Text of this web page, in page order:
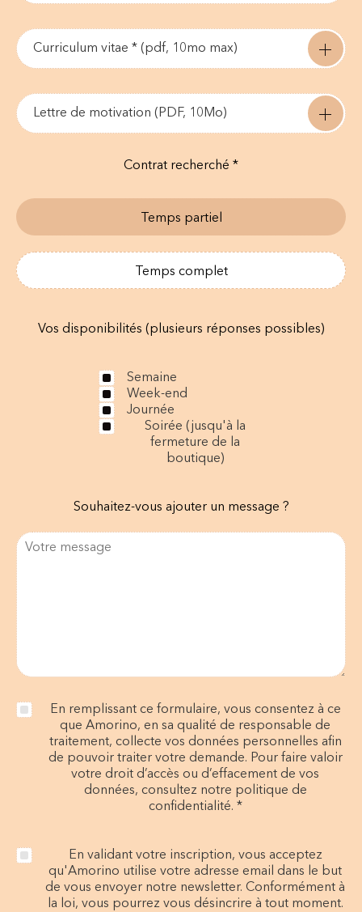
Curriculum vitae * (pdf, 10mo max)
Lettre de motivation (PDF, 10Mo)
Contrat recherché *
Temps partiel
Temps complet
Vos disponibilités (plusieurs réponses possibles)
Semaine
Week-end
Journée
Soirée (jusqu'à la
fermeture de la
boutique)
Souhaitez-vous ajouter un message ?
En remplissant ce formulaire, vous consentez à ce
que Amorino, en sa qualité de responsable de
traitement, collecte vos données personnelles afin
de pouvoir traiter votre demande. Pour faire valoir
votre droit d’accès ou d’effacement de vos
données, consultez notre politique de
confidentialité. *
En validant votre inscription, vous acceptez
qu'Amorino utilise votre adresse email dans le but
de vous envoyer notre newsletter. Conformément à
la loi, vous pourrez vous désincrire à tout moment.